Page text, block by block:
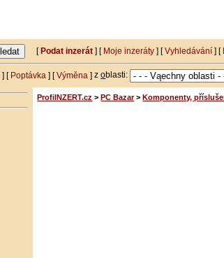
[Podat inzerát ] [ Moje inzeráty ] [Vyhledávání ] [
] [ Poptávka ] [Výměna ]zoblasti:
ProfiINZERT.cz > PC Bazar> Komponenty,